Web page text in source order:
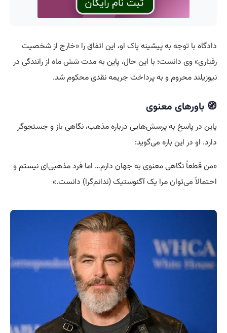
دادگاه با توجه به پیشینه پاک او، این اتفاق را «خارج از شخصیت
رفتاری» وی دانست؛ با این حال، پاین به مدت شش ماه از رانندگی در
نیوزیلند محروم و به پرداخت جریمه نقدی محکوم شد.
🧭 باورهای معنوی
پاین در پاسخ به پرسش‌هایی درباره مذهب، نگاهی باز و جستجوگر
دارد. او در این باره می‌گوید:
«من قطعاً نگاهی معنوی به جهان دارم… اما فرد مذهبی‌ای نیستم و
احتمالاً می‌توان مرا یک آگنوستیک (ندانم‌گرا) دانست.»